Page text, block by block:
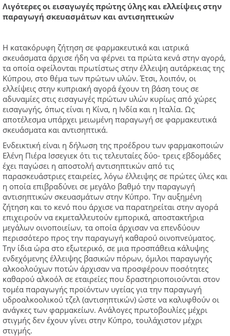
Λιγότερες οι εισαγωγές πρώτης ύλης και ελλείψεις στην
παραγωγή σκευασμάτων και αντισηπτικών
Η κατακόρυφη ζήτηση σε φαρμακευτικά και ιατρικά
σκευάσματα άρχισε ήδη να φέρνει τα πρώτα κενά στην αγορά,
τα οποία οφείλονται πρωτίστως στην έλλειψη αυτάρκειας της
Κύπρου, στο θέμα των πρώτων υλών. Έτσι, λοιπόν, οι
ελλείψεις στην κυπριακή αγορά έχουν τη βάση τους σε
αδυναμίες στις εισαγωγές πρώτων υλών κυρίως από χώρες
εισαγωγής, όπως είναι η Κίνα, η Ινδία και η Ιταλία. Ως
αποτέλεσμα υπάρχει μειωμένη παραγωγή σε φαρμακευτικά
σκευάσματα και αντισηπτικά.
Ενδεικτική είναι η δήλωση της προέδρου των φαρμακοποιών
Ελένη Πιέρα Ισσεγιεκ ότι τις τελευταίες δύο- τρεις εβδομάδες
έχει παγώσει η αποστολή αντισηπτικών από τις
παρασκευάστριες εταιρείες, λόγω έλλειψης σε πρώτες ύλες και
η οποία επιβραδύνει σε μεγάλο βαθμό την παραγωγή
αντισηπτικών σκευασμάτων στην Κύπρο. Την αυξημένη
ζήτηση και το κενό που άρχισε να παρατηρείται στην αγορά
επιχειρούν να εκμεταλλευτούν εμπορικά, αποστακτήρια
μεγάλων οινοποιείων, τα οποία άρχισαν να επενδύουν
περισσότερο προς την παραγωγή καθαρού οινοπνεύματος.
Την ίδια ώρα στο εξωτερικό, σε μια προσπάθεια κάλυψης
ενδεχόμενης έλλειψης βασικών πόρων, όμιλοι παραγωγής
αλκοολούχων ποτών άρχισαν να προσφέρουν ποσότητες
καθαρού αλκοόλ σε εταιρείες που δραστηριοποιούνται στον
τομέα παραγωγής προϊόντων υγείας για την παραγωγή
υδροαλκοολικού τζελ (αντισηπτικών) ώστε να καλυφθούν οι
ανάγκες των φαρμακείων. Ανάλογες πρωτοβουλίες μέχρι
στιγμής δεν έχουν γίνει στην Κύπρο, τουλάχιστον μέχρι
στιγμής.